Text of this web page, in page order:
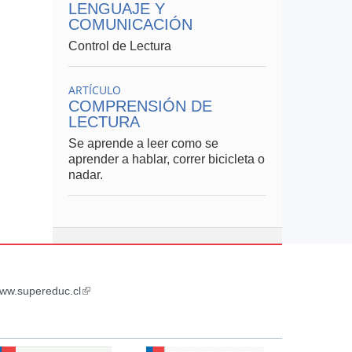
LENGUAJE Y
COMUNICACIÓN
Control de Lectura
ARTÍCULO
COMPRENSIÓN DE
LECTURA
Se aprende a leer como se
aprender a hablar, correr bicicleta o
nadar.
(link